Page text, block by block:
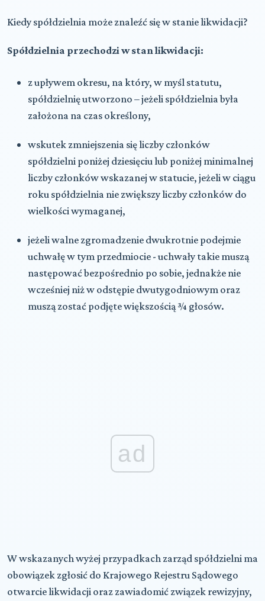
Kiedy spółdzielnia może znaleźć się w stanie likwidacji?
Spółdzielnia przechodzi w stan likwidacji:
z upływem okresu, na który, w myśl statutu,
spółdzielnię utworzono – jeżeli spółdzielnia była
założona na czas określony,
wskutek zmniejszenia się liczby członków
spółdzielni poniżej dziesięciu lub poniżej minimalnej
liczby członków wskazanej w statucie, jeżeli w ciągu
roku spółdzielnia nie zwiększy liczby członków do
wielkości wymaganej,
jeżeli walne zgromadzenie dwukrotnie podejmie
uchwałę w tym przedmiocie - uchwały takie muszą
następować bezpośrednio po sobie, jednakże nie
wcześniej niż w odstępie dwutygodniowym oraz
muszą zostać podjęte większością ¾ głosów.
ad
W wskazanych wyżej przypadkach zarząd spółdzielni ma
obowiązek zgłosić do Krajowego Rejestru Sądowego
otwarcie likwidacji oraz zawiadomić związek rewizyjny,